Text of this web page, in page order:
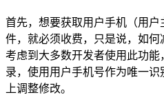
首先，想要获取用户手机（用
件，就必须收费，只是说，如何
考虑到大多数开发者使用此功
录，使用用户手机号作为唯一
上调整修改。